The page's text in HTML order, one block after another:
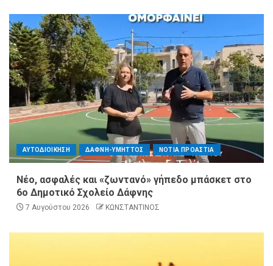
ΑΥΤΟΔΙΟΙΚΗΣΗ ΔΑΦΝΗ-ΥΜΗΤΤΟΣ ΝΟΤΙΑ ΠΡΟΑΣΤΙΑ
Νέο, ασφαλές και «ζωντανό» γήπεδο μπάσκετ στο
6ο Δημοτικό Σχολείο Δάφνης
7 Αυγούστου 2026 ΚΩΝΣΤΑΝΤΙΝΟΣ